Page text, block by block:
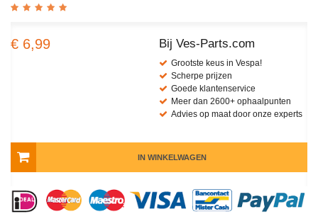
€ 6,99 Bij Ves-Parts.com
Grootste keus in Vespa!
Scherpe prijzen
Goede klantenservice
Meer dan 2600+ ophaalpunten
Advies op maat door onze experts
IN WINKELWAGEN